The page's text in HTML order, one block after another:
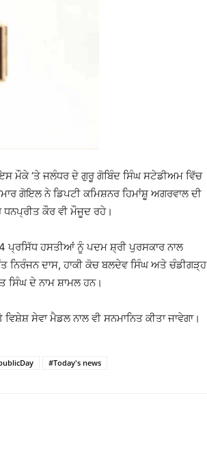
ਮੌਕੇ ‘ਤੇ ਜਲੰਧਰ ਦੇ ਗੁਰੂ ਗੋਬਿੰਦ ਸਿੰਘ ਸਟੇਡੀਅਮ ਵਿੱਚ
ਗੋਇਲ ਨੇ ਡਿਪਟੀ ਕਮਿਸ਼ਨਰ ਹਿਮਾਂਸ਼ੂ ਅਗਰਵਾਲ ਦੀ
ਕੌਰ ਵੀ ਮੌਜੂਦ ਰਹੇ।
ਪ੍ਰਸਿੱਧ ਹਸਤੀਆਂ ਨੂੰ ਪਦਮ ਸ਼੍ਰੀ ਪੁਰਸਕਾਰ ਨਾਲ
ਨਿਰੰਜਨ ਦਾਸ, ਹਾਕੀ ਕੋਚ ਬਲਦੇਵ ਸਿੰਘ ਅਤੇ ਚੰਡੀਗੜ੍ਹ
ਸਿੰਘ ਦੇ ਨਾਮ ਸ਼ਾਮਲ ਹਨ।
ਸੇਵਾ ਮੈਡਲ ਨਾਲ ਵੀ ਸਨਮਾਨਿਤ ਕੀਤਾ ਜਾਵੇਗਾ।
#Today's news